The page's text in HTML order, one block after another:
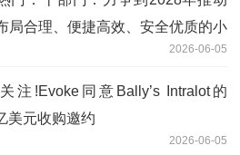
局合理、便捷高效、安全优质的小
2026-06-05
注!Evoke同意Bally’s Intralot的
美元收购邀约
2026-06-05